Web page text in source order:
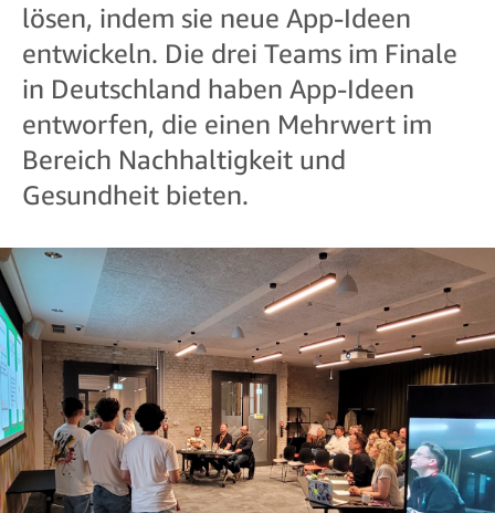
lösen, indem sie neue App-Ideen
entwickeln. Die drei Teams im Finale
in Deutschland haben App-Ideen
entworfen, die einen Mehrwert im
Bereich Nachhaltigkeit und
Gesundheit bieten.